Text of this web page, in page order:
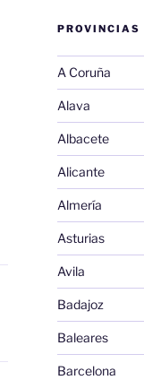
PROVINCIAS
A Coruña
Alava
Albacete
Alicante
Almería
Asturias
Avila
Badajoz
Baleares
Barcelona